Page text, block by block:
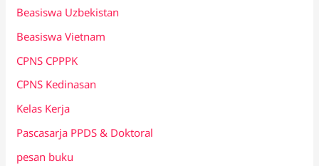
Beasiswa Uzbekistan
Beasiswa Vietnam
CPNS CPPPK
CPNS Kedinasan
Kelas Kerja
Pascasarja PPDS & Doktoral
pesan buku